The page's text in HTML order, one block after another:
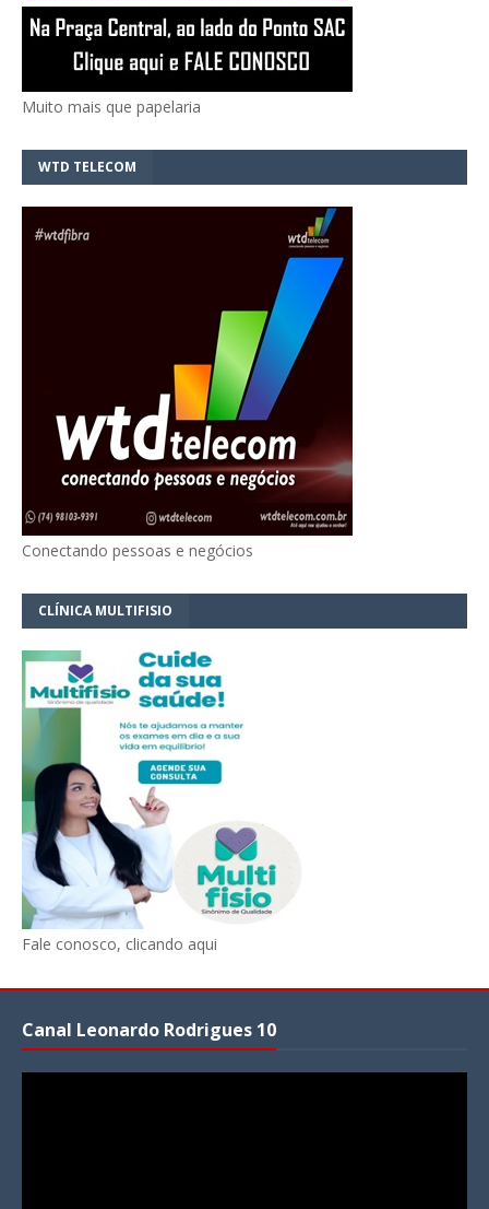
Muito mais que papelaria
WTD TELECOM
Conectando pessoas e negócios
CLÍNICA MULTIFISIO
Fale conosco, clicando aqui
Canal Leonardo Rodrigues 10